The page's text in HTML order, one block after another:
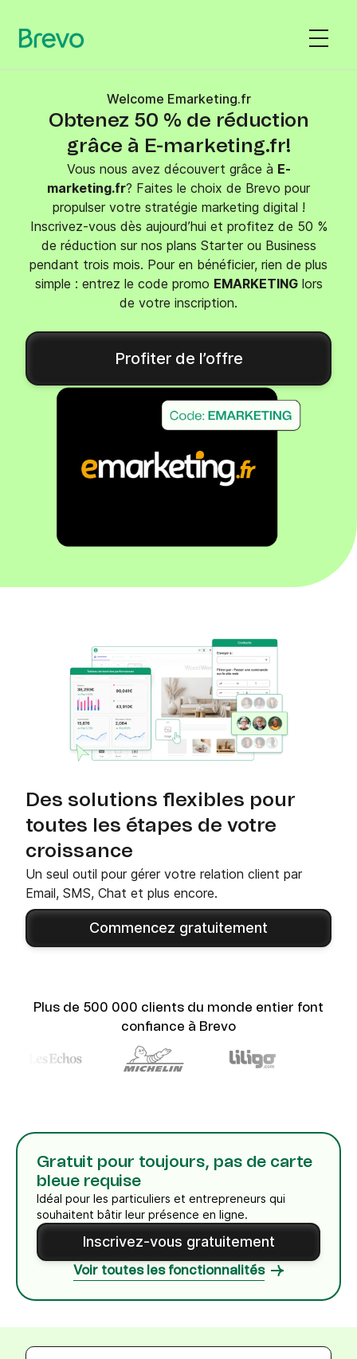
Welcome Emarketing.fr
Obtenez 50 % de réduction
grâce à E-marketing.fr!
Vous nous avez découvert grâce à E-
marketing.fr? Faites le choix de Brevo pour
propulser votre stratégie marketing digital !
Inscrivez-vous dès aujourd’hui et profitez de 50 %
de réduction sur nos plans Starter ou Business
pendant trois mois. Pour en bénéficier, rien de plus
simple : entrez le code promo EMARKETINGlors
de votre inscription.
Profiter de l’offre
Des solutions flexibles pour
toutes les étapes de votre
croissance
Un seul outil pour gérer votre relation client par
Email, SMS, Chat et plus encore.
Commencez gratuitement
Plus de 500 000 clients du monde entier font
confiance à Brevo
Gratuit pour toujours, pas de carte
bleue requise
Idéal pour les particuliers et entrepreneurs qui
souhaitent bâtir leur présence en ligne.
Inscrivez-vous gratuitement
Voir toutes les fonctionnalités